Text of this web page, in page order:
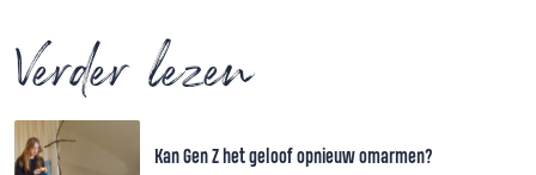
Verder lezen
Kan Gen Z het geloof opnieuw omarmen?